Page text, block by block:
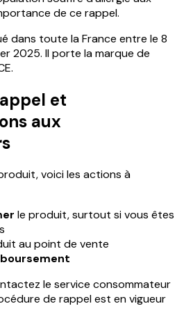
de ce rappel.
dans toute la France entre le 8
2025. Il porte la marque de
et
aux
voici les actions à
le produit, surtout si vous êtes
au point de vente
le service consommateur
de rappel est en vigueur